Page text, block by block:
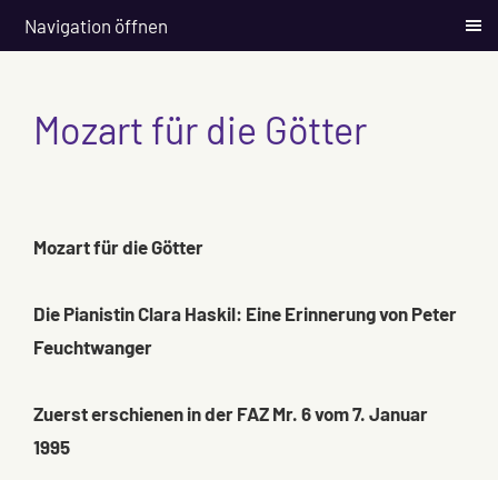
Navigation öffnen
Mozart für die Götter
Mozart für die Götter
Die Pianistin Clara Haskil: Eine Erinnerung von Peter
Feuchtwanger
Zuerst erschienen in der FAZ Mr. 6 vom 7. Januar
1995